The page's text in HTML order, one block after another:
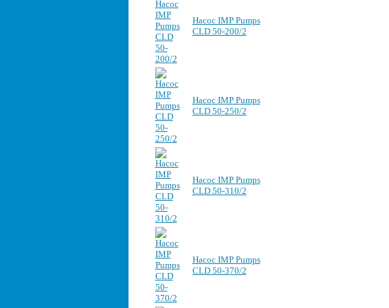
Насос IMP Pumps
CLD 50-200/2
Насос IMP Pumps
CLD 50-250/2
Насос IMP Pumps
CLD 50-310/2
Насос IMP Pumps
CLD 50-370/2